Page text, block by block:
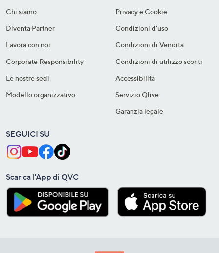
Chi siamo
Diventa Partner
Lavora con noi
Corporate Responsibility
Le nostre sedi
Modello organizzativo
Privacy e Cookie
Condizioni d'uso
Condizioni di Vendita
Condizioni di utilizzo sconti
Accessibilità
Servizio Qlive
Garanzia legale
SEGUICI SU
Scarica l'App di QVC